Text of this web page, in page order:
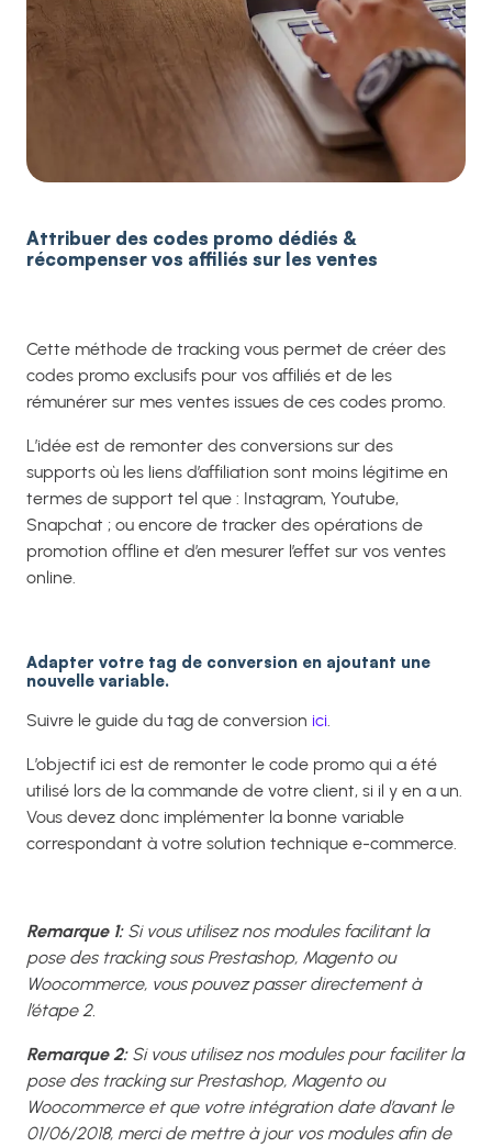
Attribuer des codes promo dédiés &
récompenser vos affiliés sur les ventes
Cette méthode de tracking vous permet de créer des
codes promo exclusifs pour vos affiliés et de les
rémunérer sur mes ventes issues de ces codes promo.
L’idée est de remonter des conversions sur des
supports où les liens d’affiliation sont moins légitime en
termes de support tel que : Instagram, Youtube,
Snapchat ; ou encore de tracker des opérations de
promotion offline et d’en mesurer l’effet sur vos ventes
online.
Adapter votre tag de conversion en ajoutant une
nouvelle variable.
Suivre le guide du tag de conversion ici.
L’objectif ici est de remonter le code promo qui a été
utilisé lors de la commande de votre client, si il y en a un.
Vous devez donc implémenter la bonne variable
correspondant à votre solution technique e-commerce.
Remarque 1:Si vous utilisez nos modules facilitant la
pose des tracking sous Prestashop, Magento ou
Woocommerce, vous pouvez passer directement à
l’étape 2.
Remarque 2:Si vous utilisez nos modules pour faciliter la
pose des tracking sur Prestashop, Magento ou
Woocommerce et que votre intégration date d’avant le
01/06/2018, merci de mettre à jour vos modules afin de